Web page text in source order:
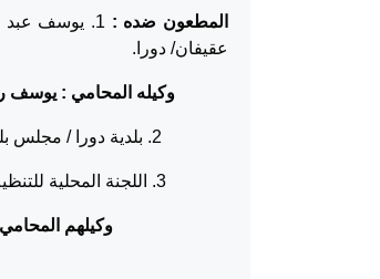
المطعون ضده :
1. يوسف عبد
عقيفان/ دورا.
وكيله المحامي : يوسف
وكيلهم